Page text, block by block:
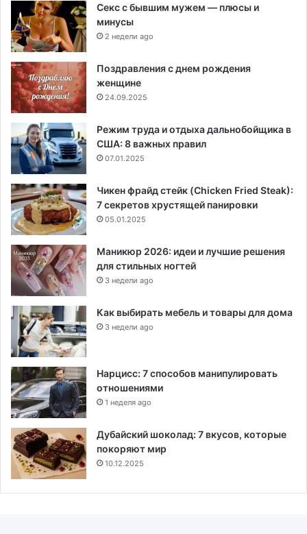
Секс с бывшим мужем — плюсы и
минусы
2 недели ago
Поздравления с днем рождения
женщине
24.09.2025
Режим труда и отдыха дальнобойщика в
США: 8 важных правил
07.01.2025
Чикен фрайд стейк (Chicken Fried Steak):
7 секретов хрустящей панировки
05.01.2025
Маникюр 2026: идеи и лучшие решения
для стильных ногтей
3 недели ago
Как выбирать мебель и товары для дома
3 недели ago
Нарцисс: 7 способов манипулировать
отношениями
1 неделя ago
Дубайский шоколад: 7 вкусов, которые
покоряют мир
10.12.2025